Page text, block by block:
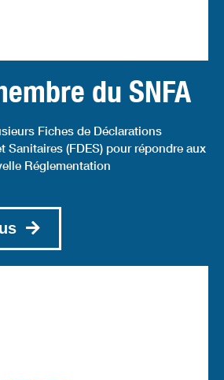
du SNFA
Fiches de Déclarations
Sanitaires (FDES) pour répondre aux
Réglementation